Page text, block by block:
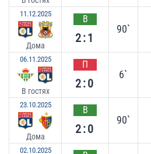
11.12.2025
Дома
В
2:1
90`
06.11.2025
В гостях
П
2:0
6`
23.10.2025
Дома
В
2:0
90`
02.10.2025